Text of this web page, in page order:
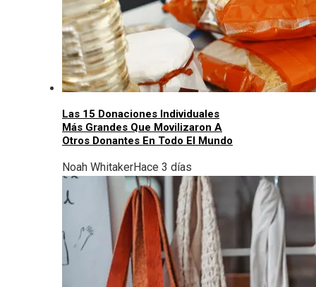
Las 15 Donaciones Individuales
Más Grandes Que Movilizaron A
Otros Donantes En Todo El Mundo
Noah WhitakerHace 3 días